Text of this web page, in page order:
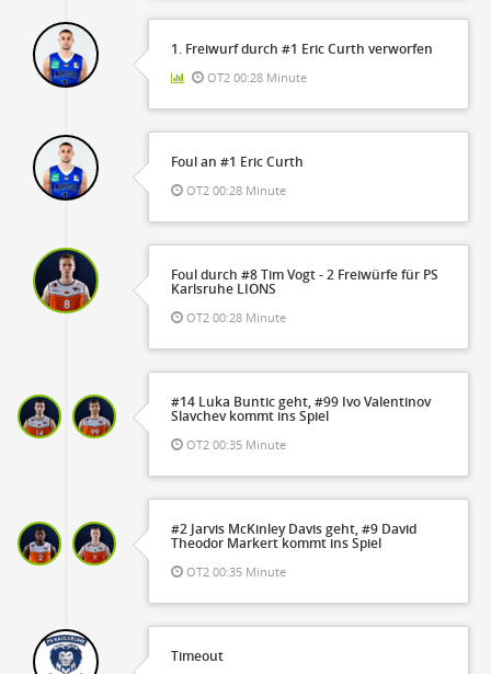
1. Freiwurf durch #1 Eric Curth verworfen
OT2 00:28 Minute
Foul an #1 Eric Curth
OT2 00:28 Minute
Foul durch #8 Tim Vogt - 2 Freiwürfe für PS
Karlsruhe LIONS
OT2 00:28 Minute
#14 Luka Buntic geht, #99 Ivo Valentinov
Slavchev kommt ins Spiel
OT2 00:35 Minute
#2 Jarvis McKinley Davis geht, #9 David
Theodor Markert kommt ins Spiel
OT2 00:35 Minute
Timeout